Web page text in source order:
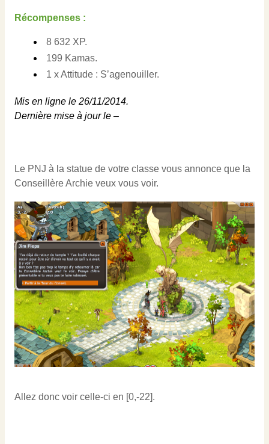
Récompenses :
8 632 XP.
199 Kamas.
1 x Attitude : S’agenouiller.
Mis en ligne le 26/11/2014.
Dernière mise à jour le –
Le PNJ à la statue de votre classe vous annonce que la
Conseillère Archie veux vous voir.
Allez donc voir celle-ci en [0,-22].